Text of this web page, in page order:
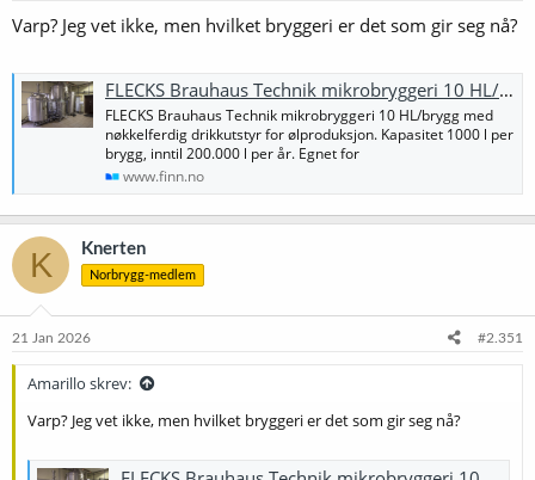
:
Varp? Jeg vet ikke, men hvilket bryggeri er det som gir seg nå?
FLECKS Brauhaus Technik mikrobryggeri 10 HL/brygg | FINN-torget
FLECKS Brauhaus Technik mikrobryggeri 10 HL/brygg med
nøkkelferdig drikkutstyr for ølproduksjon. Kapasitet 1000 l per
brygg, inntil 200.000 l per år. Egnet for
www.finn.no
K Knerten
Norbrygg-medlem
21 Jan 2026 #2.351
Amarillo skrev:
Varp? Jeg vet ikke, men hvilket bryggeri er det som gir seg nå?